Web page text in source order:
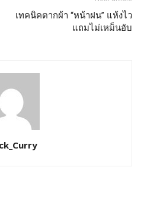
เทคนิคตากผ้า “หน้าฝน” แห้งไว
แถมไม่เหม็นอับ